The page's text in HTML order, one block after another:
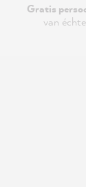
Gratis
van